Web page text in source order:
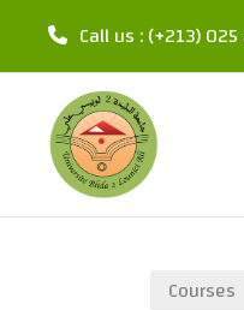
Skip to main content
Call us : (+213)
Courses